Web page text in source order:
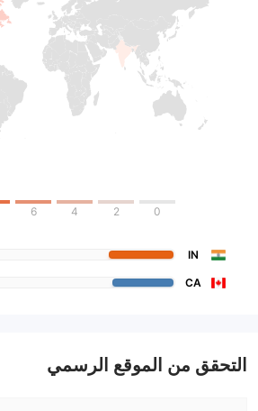
0
2
4
6
IN
CA
التحقق من الموقع الرسمي